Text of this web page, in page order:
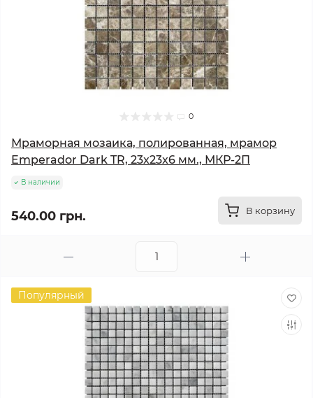
0
Мраморная мозаика, полированная, мрамор
Emperador Dark TR, 23x23x6 мм., МКР-2П
В наличии
540.00 грн. В корзину
Популярный